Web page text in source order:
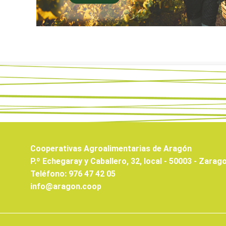
Cooperativas Agroalimentarias de Aragón
P.º Echegaray y Caballero, 32, local - 50003 -
Teléfono: 976 47 42 05
info@aragon.coop